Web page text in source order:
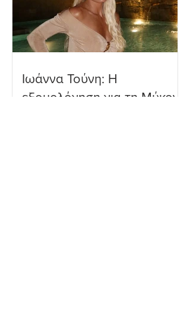
Ιωάννα Τούνη: Η
εξομολόγηση για τη Μύκονο